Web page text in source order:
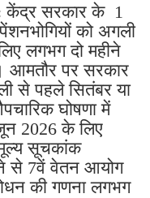
केंद्र सरकार के 1
को अगली
लगभग दो महीने
आमतौर पर सरकार
से पहले सितंबर या
घोषणा में
2026 के लिए
मूल्य सूचकांक
से 7वें वेतन आयोग
की गणना लगभग